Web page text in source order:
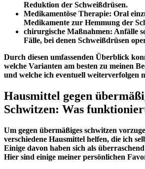
Reduktion der ⁢Schweißdrüsen.
Medikamentöse​ Therapie: Oral
Medikamente‌ zur Hemmung der
chirurgische Maßnahmen: ‍Anfälle
Fälle, bei denen⁣ Schweißdrüsen
Durch diesen umfassenden Überblick
welche Varianten am besten zu meinen
und ⁢welche​ ich eventuell weiterverfolgen
Hausmittel gegen
Schwitzen: Was
Um ​gegen übermäßiges schwitzen
verschiedene Hausmittel helfen, die ich⁣
Einige davon ⁢haben sich‌ als
⁤Hier sind‌ einige ‍meiner persönlichen